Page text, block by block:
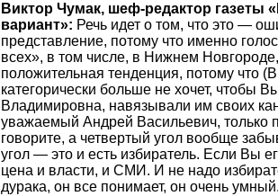
Виктор Чумак, шеф-редактор газеты
вариант»: Речь идет о том, что это —
представление, потому что именно
всех», в том числе, в Нижнем Новгороде,
положительная тенденция, потому что
категорически больше не хочет, чтобы
Владимировна, навязывали им своих
уважаемый Андрей Васильевич, только
говорите, а четвертый угол вообще
угол — это и есть избиратель. Если Вы
цена и власти, и СМИ. И не надо
дурака, он все понимает, он очень